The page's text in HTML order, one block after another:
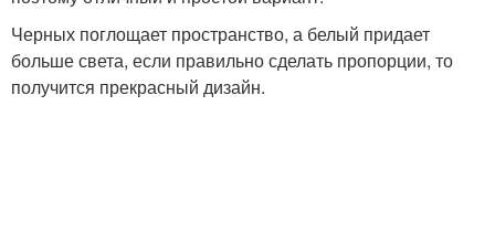
Черных поглощает пространство, а белый придает
больше света, если правильно сделать пропорции, то
получится прекрасный дизайн.